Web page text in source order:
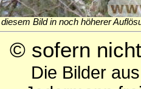
Bild in noch höherer
© sofern
Die Bilder